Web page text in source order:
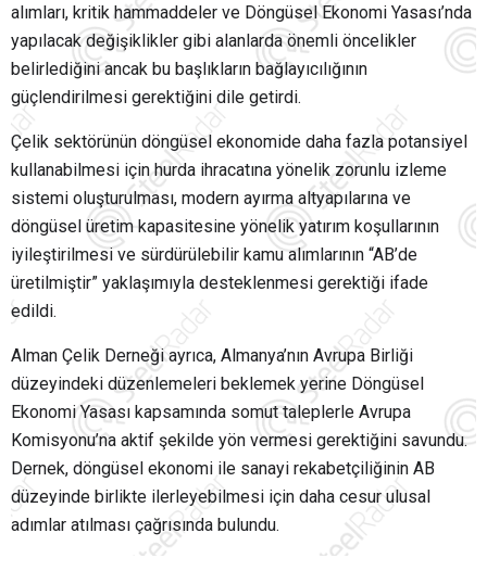
alımları, kritik hammaddeler ve Döngüsel Ekonomi Yasası’nda
yapılacak değişiklikler gibi alanlarda önemli öncelikler
belirlediğini ancak bu başlıkların bağlayıcılığının
güçlendirilmesi gerektiğini dile getirdi.
Çelik sektörünün döngüsel ekonomide daha fazla potansiyel
kullanabilmesi için hurda ihracatına yönelik zorunlu izleme
sistemi oluşturulması, modern ayırma altyapılarına ve
döngüsel üretim kapasitesine yönelik yatırım koşullarının
iyileştirilmesi ve sürdürülebilir kamu alımlarının “AB’de
üretilmiştir” yaklaşımıyla desteklenmesi gerektiği ifade
edildi.
Alman Çelik Derneği ayrıca, Almanya’nın Avrupa Birliği
düzeyindeki düzenlemeleri beklemek yerine Döngüsel
Ekonomi Yasası kapsamında somut taleplerle Avrupa
Komisyonu’na aktif şekilde yön vermesi gerektiğini savundu.
Dernek, döngüsel ekonomi ile sanayi rekabetçiliğinin AB
düzeyinde birlikte ilerleyebilmesi için daha cesur ulusal
adımlar atılması çağrısında bulundu.